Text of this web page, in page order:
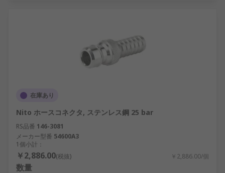
在庫あり
Nito ホースコネクタ, ステンレス鋼 25 bar
RS品番 146-3081
メーカー型番 54600A3
1個小計：
￥2,886.00(税抜) ￥2,886.00/個
数量